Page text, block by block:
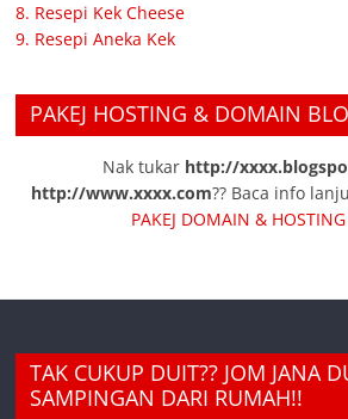
8. Resepi Kek Cheese
9. Resepi Aneka Kek
PAKEJ HOSTING & DOMAIN
Nak tukar http://
http://www.xxxx.com?? Baca info
PAKEJ DOMAIN &
TAK CUKUP DUIT?? JOM JANA
SAMPINGAN DARI RUMAH!!